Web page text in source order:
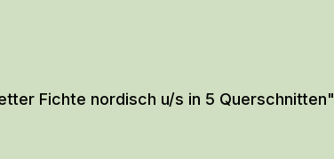
Fichte nordisch u/s in 5 Querschnitten"